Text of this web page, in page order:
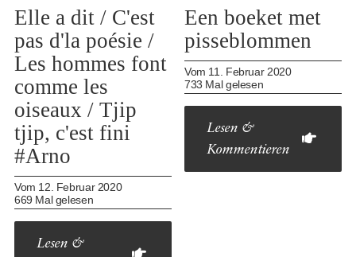
Elle a dit / C'est
pas d'la poésie /
Les hommes font
comme les
oiseaux / Tjip
tjip, c'est fini
#Arno
Vom 12. Februar 2020
669 Mal gelesen
Lesen &
Een boeket met
pisseblommen
Vom 11. Februar 2020
733 Mal gelesen
Lesen &
Kommentieren